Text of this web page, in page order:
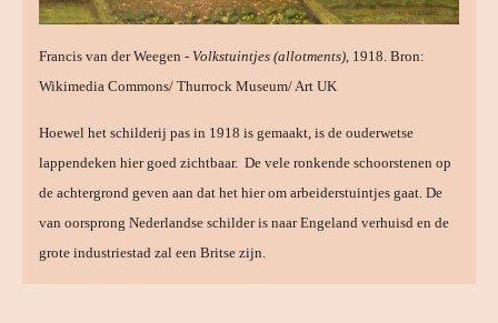
Francis van der Weegen - Volkstuintjes (allotments) , 1918. Bron:
Wikimedia Commons/ Thurrock Museum/ Art UK
Hoewel het schilderij pas in 1918 is gemaakt, is de ouderwetse
lappendeken hier goed zichtbaar. De vele ronkende schoorstenen op
de achtergrond geven aan dat het hier om arbeiderstuintjes gaat. De
van oorsprong Nederlandse schilder is naar Engeland verhuisd en de
grote industriestad zal een Britse zijn.